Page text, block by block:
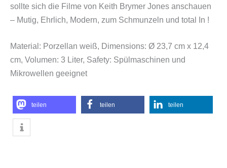
sollte sich die Filme von Keith Brymer Jones anschauen
– Mutig, Ehrlich, Modern, zum Schmunzeln und total In !
Material: Porzellan weiß, Dimensions: Ø 23,7 cm x 12,4
cm, Volumen: 3 Liter, Safety: Spülmaschinen und
Mikrowellen geeignet
teilen teilen teilen